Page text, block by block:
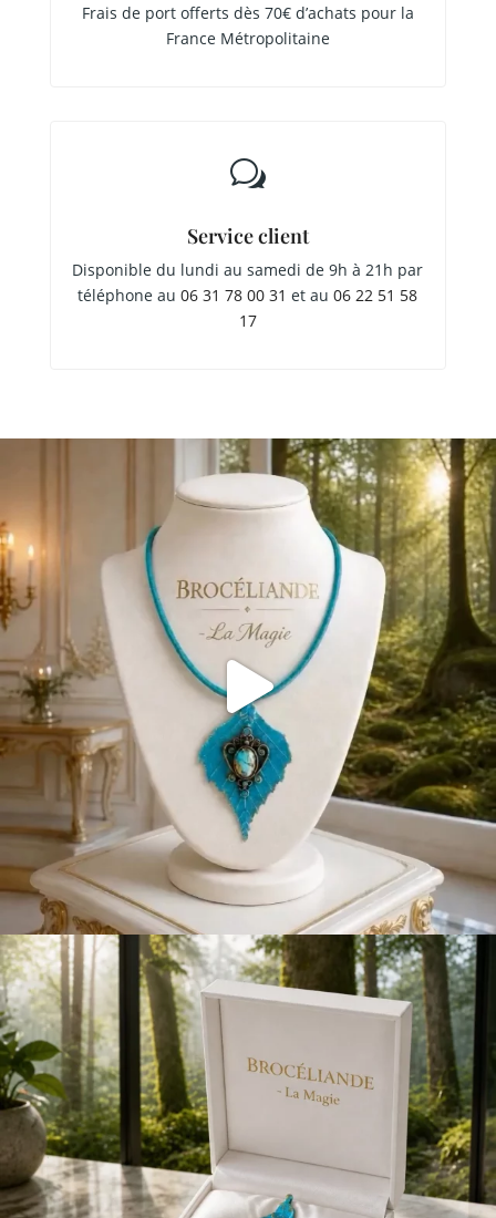
Frais de port offerts dès 70€ d’achats pour la
France Métropolitaine
w
Service client
Disponible du lundi au samedi de 9h à 21h par
téléphone au06 31 78 00 31 et au06 22 51 58
17